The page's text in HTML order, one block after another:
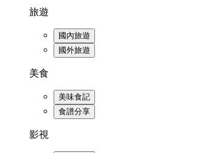
旅遊
國內旅遊
國外旅遊
美食
美味食記
食譜分享
影視